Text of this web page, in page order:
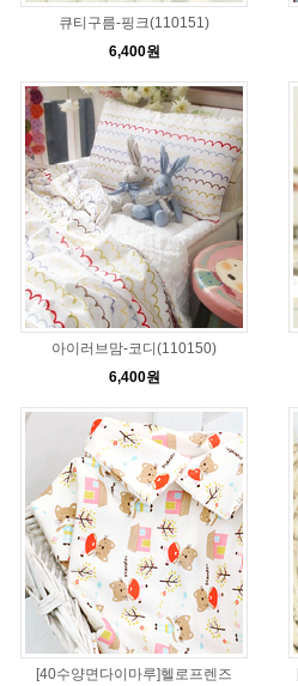
큐티구름-핑크(110151)
6,400원
아이러브맘-코디(110150)
6,400원
[40수양면다이마루]헬로프렌즈